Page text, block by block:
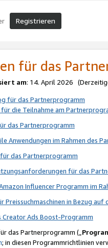
Registrieren
für das
am: 14. April 2026
für das Partnerprogramm
die Teilnahme am
das Partnerprogramm
Anwendungen im Rahmen des
das Partnerprogramm
für das
Influencer Programm im
Preissuchmaschinen in Bezug
Creator Ads Boost-Programm
das Partnerprogramm („
; in diesen Programmrichtlinien